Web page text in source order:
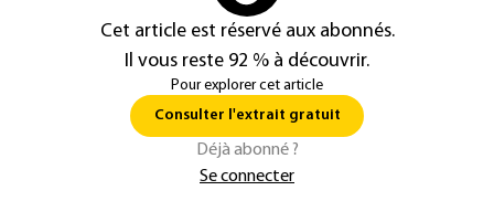
Cet article est réservé aux abonnés.
Il vous reste 92 % à découvrir.
Pour explorer cet article
Consulter l'extrait gratuit
Déjà abonné ?
Se connecter